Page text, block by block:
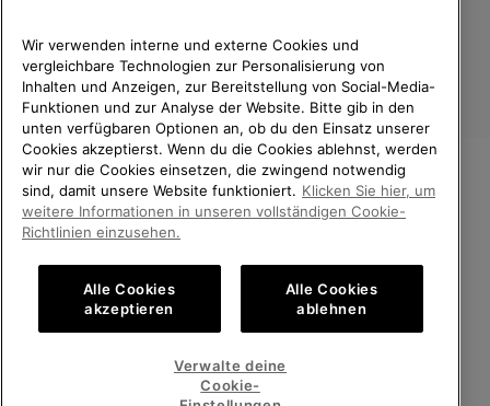
Österreich
©2026SOREL. Alle Rechte vorbehalten.
Datenschutz Nutzungsbedingungen
Allgemeine Verkaufsbedingungen Garantiebestimmungen
Impressum
Kundenservice: Mo- Fr. 9:00 - 13:00 & 14:00- 18:00 Uhr
WILLKOMMEN BEI SOREL.
BITTE WÄHLEN SIE IHR
LIEFERLAND.
Online-Einkauf verfügbar
Wir verwenden interne und externe Cookies und
vergleichbare Technologien zur Personalisierung von
Inhalten und Anzeigen, zur Bereitstellung von Social-Media-
Funktionen und zur Analyse der Website. Bitte gib in den
unten verfügbaren Optionen an, ob du den Einsatz unserer
Cookies akzeptierst. Wenn du die Cookies ablehnst, werden
wir nur die Cookies einsetzen, die zwingend notwendig
sind, damit unsere Website funktioniert. Klicken Sie hier, um
weitere Informationen in unseren vollständigen Cookie-
Richtlinien einzusehen.
Alle Cookies
akzeptieren
Alle Cookies
ablehnen
Verwalte deine
Cookie-